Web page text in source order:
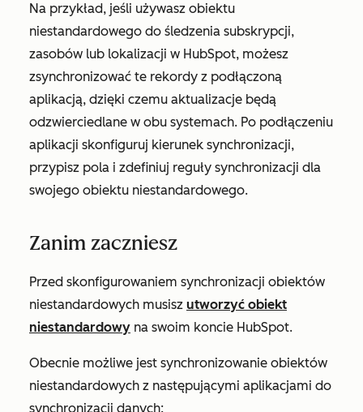
Na przykład, jeśli używasz obiektu
niestandardowego do śledzenia subskrypcji,
zasobów lub lokalizacji w HubSpot, możesz
zsynchronizować te rekordy z podłączoną
aplikacją, dzięki czemu aktualizacje będą
odzwierciedlane w obu systemach. Po podłączeniu
aplikacji skonfiguruj kierunek synchronizacji,
przypisz pola i zdefiniuj reguły synchronizacji dla
swojego obiektu niestandardowego.
Zanim zaczniesz
Przed skonfigurowaniem synchronizacji obiektów
niestandardowych musisz utworzyć obiekt
niestandardowy na swoim koncie HubSpot.
Obecnie możliwe jest synchronizowanie obiektów
niestandardowych z następującymi aplikacjami do
synchronizacji danych: